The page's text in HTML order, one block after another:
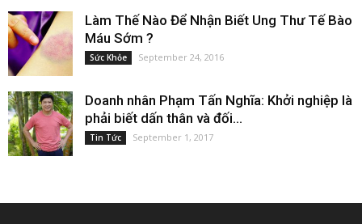
Làm Thế Nào Để Nhận Biết Ung Thư Tế Bào
Máu Sớm ?
Sức Khỏe September 24, 2016
Doanh nhân Phạm Tấn Nghĩa: Khởi nghiệp là
phải biết dấn thân và đối...
Tin Tức September 1, 2017